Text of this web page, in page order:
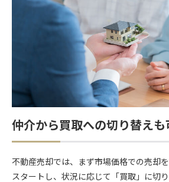
仲介から買取への切り替え
不動産売却では、まず市場価格での売却
スタートし、状況に応じて「買取」に切